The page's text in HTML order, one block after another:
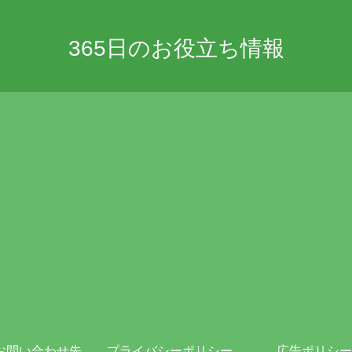
365日のお役立ち情報